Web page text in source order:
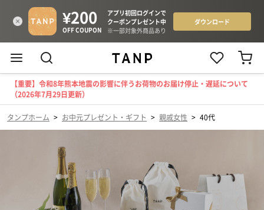
【重要】令和8年熊本地震の影響に伴うお荷物のお届け停止・遅延について
（2026年7月29日更新）
タンプホーム > お中元プレゼント・ギフト > 親戚女性 > 40代